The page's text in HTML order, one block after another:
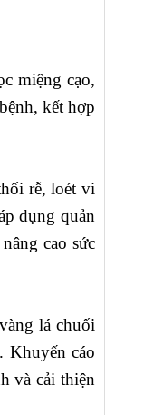
miệng cạo,
kết hợp
rễ, loét vi
dụng quản
cao sức
lá chuối
Khuyến cáo
và cải thiện